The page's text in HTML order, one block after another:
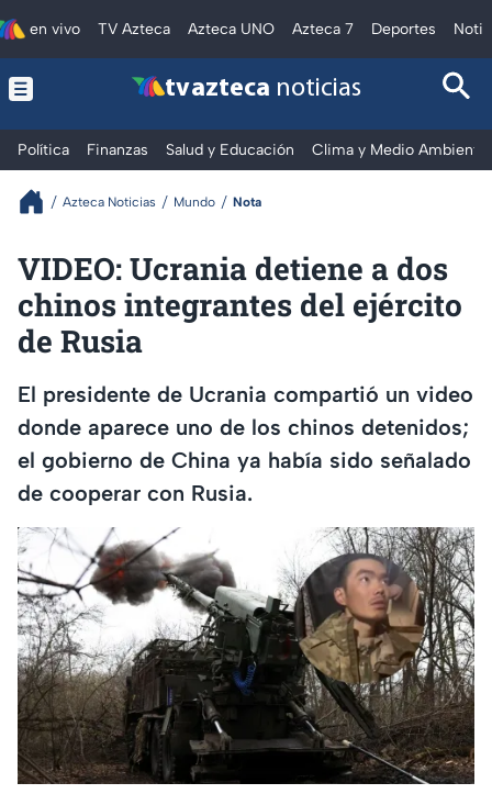
en vivo TV Azteca Azteca UNO Azteca 7 Deportes
tv azteca noticias
Política Finanzas Salud y Educación Clima y Medio Ambiente
Azteca Noticias Mundo Nota
VIDEO: Ucrania detiene a dos
chinos integrantes del ejército
de Rusia
El presidente de Ucrania compartió un video
donde aparece uno de los chinos detenidos;
el gobierno de China ya había sido señalado
de cooperar con Rusia.